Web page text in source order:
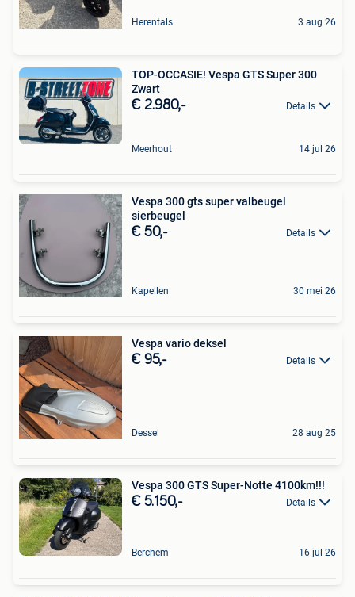
Herentals 3 aug 26
TOP-OCCASIE! Vespa GTS Super 300
Zwart
€ 2.980,- Details
Meerhout 14 jul 26
Vespa 300 gts super valbeugel
sierbeugel
€ 50,- Details
Kapellen 30 mei 26
Vespa vario deksel
€ 95,- Details
Dessel 28 aug 25
Vespa 300 GTS Super-Notte 4100km!!!
€ 5.150,- Details
Berchem 16 jul 26